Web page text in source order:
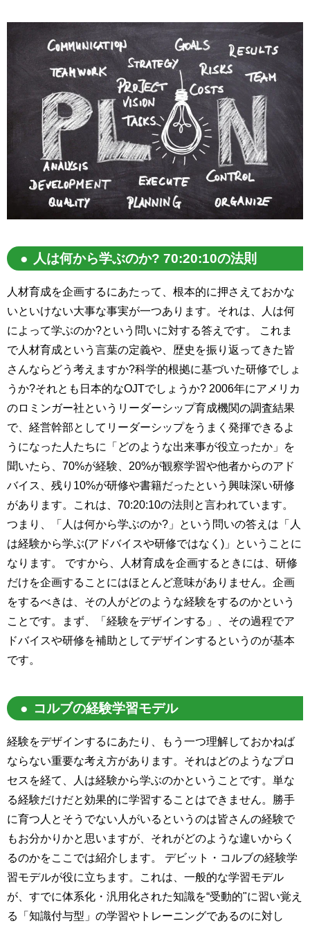
人は何から学ぶのか? 70:20:10の法則
人材育成を企画するにあたって、根本的に押さえておかな
いといけない大事な事実が一つあります。それは、人は何
によって学ぶのか?という問いに対する答えです。 これま
で人材育成という言葉の定義や、歴史を振り返ってきた皆
さんならどう考えますか?科学的根拠に基づいた研修でしょ
うか?それとも日本的なOJTでしょうか? 2006年にアメリカ
のロミンガー社というリーダーシップ育成機関の調査結果
で、経営幹部としてリーダーシップをうまく発揮できるよ
うになった人たちに「どのような出来事が役立ったか」を
聞いたら、70%が経験、20%が観察学習や他者からのアド
バイス、残り10%が研修や書籍だったという興味深い研修
があります。これは、70:20:10の法則と言われています。
つまり、「人は何から学ぶのか?」という問いの答えは「人
は経験から学ぶ(アドバイスや研修ではなく)」ということに
なります。 ですから、人材育成を企画するときには、研修
だけを企画することにはほとんど意味がありません。企画
をするべきは、その人がどのような経験をするのかという
ことです。まず、「経験をデザインする」、その過程でア
ドバイスや研修を補助としてデザインするというのが基本
です。
コルブの経験学習モデル
経験をデザインするにあたり、もう一つ理解しておかねば
ならない重要な考え方があります。それはどのようなプロ
セスを経て、人は経験から学ぶのかということです。単な
る経験だけだと効果的に学習することはできません。勝手
に育つ人とそうでない人がいるというのは皆さんの経験で
もお分かりかと思いますが、それがどのような違いからく
るのかをここでは紹介します。 デビット・コルブの経験学
習モデルが役に立ちます。これは、一般的な学習モデル
が、すでに体系化・汎用化された知識を“受動的"に習い覚え
る「知識付与型」の学習やトレーニングであるのに対し